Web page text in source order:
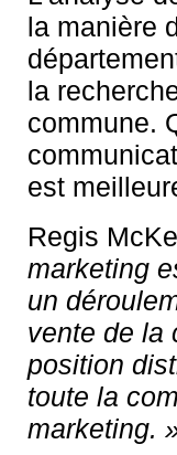
la manière
la
commune.
est
Regis
marketing
un
vente de la
position
toute la
marketing.